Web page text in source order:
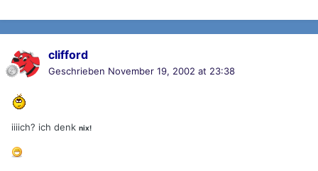
clifford
Geschrieben November 19, 2002 at 23:38
iiiich? ich denk nix!